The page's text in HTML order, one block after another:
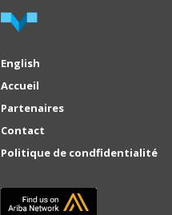
English
Accueil
Partenaires
Contact
Politique de condfidentialité